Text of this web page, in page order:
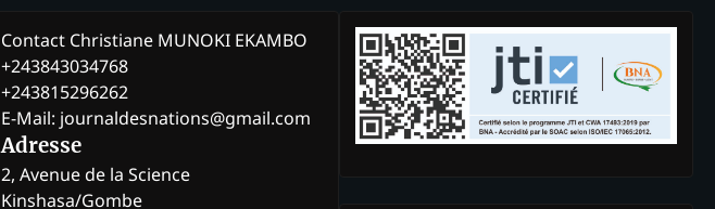
Contact Christiane MUNOKI EKAMBO
+243843034768
+243815296262
E-Mail: journaldesnations@gmail.com
Adresse
2, Avenue de la Science
Kinshasa/Gombe